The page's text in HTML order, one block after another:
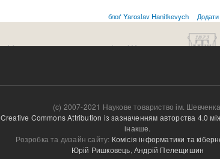
блоґ Yaroslav Hanitkevych
(c) 2007-2021 Наукове товариство ім. Шевченка.
Creative Commons Attribution із зазначенням авторства 4.0
інакше.
Розробка та дизайн сайту: Комісія інформатики та
Юрій Ришковець, Андрій Пелещишин